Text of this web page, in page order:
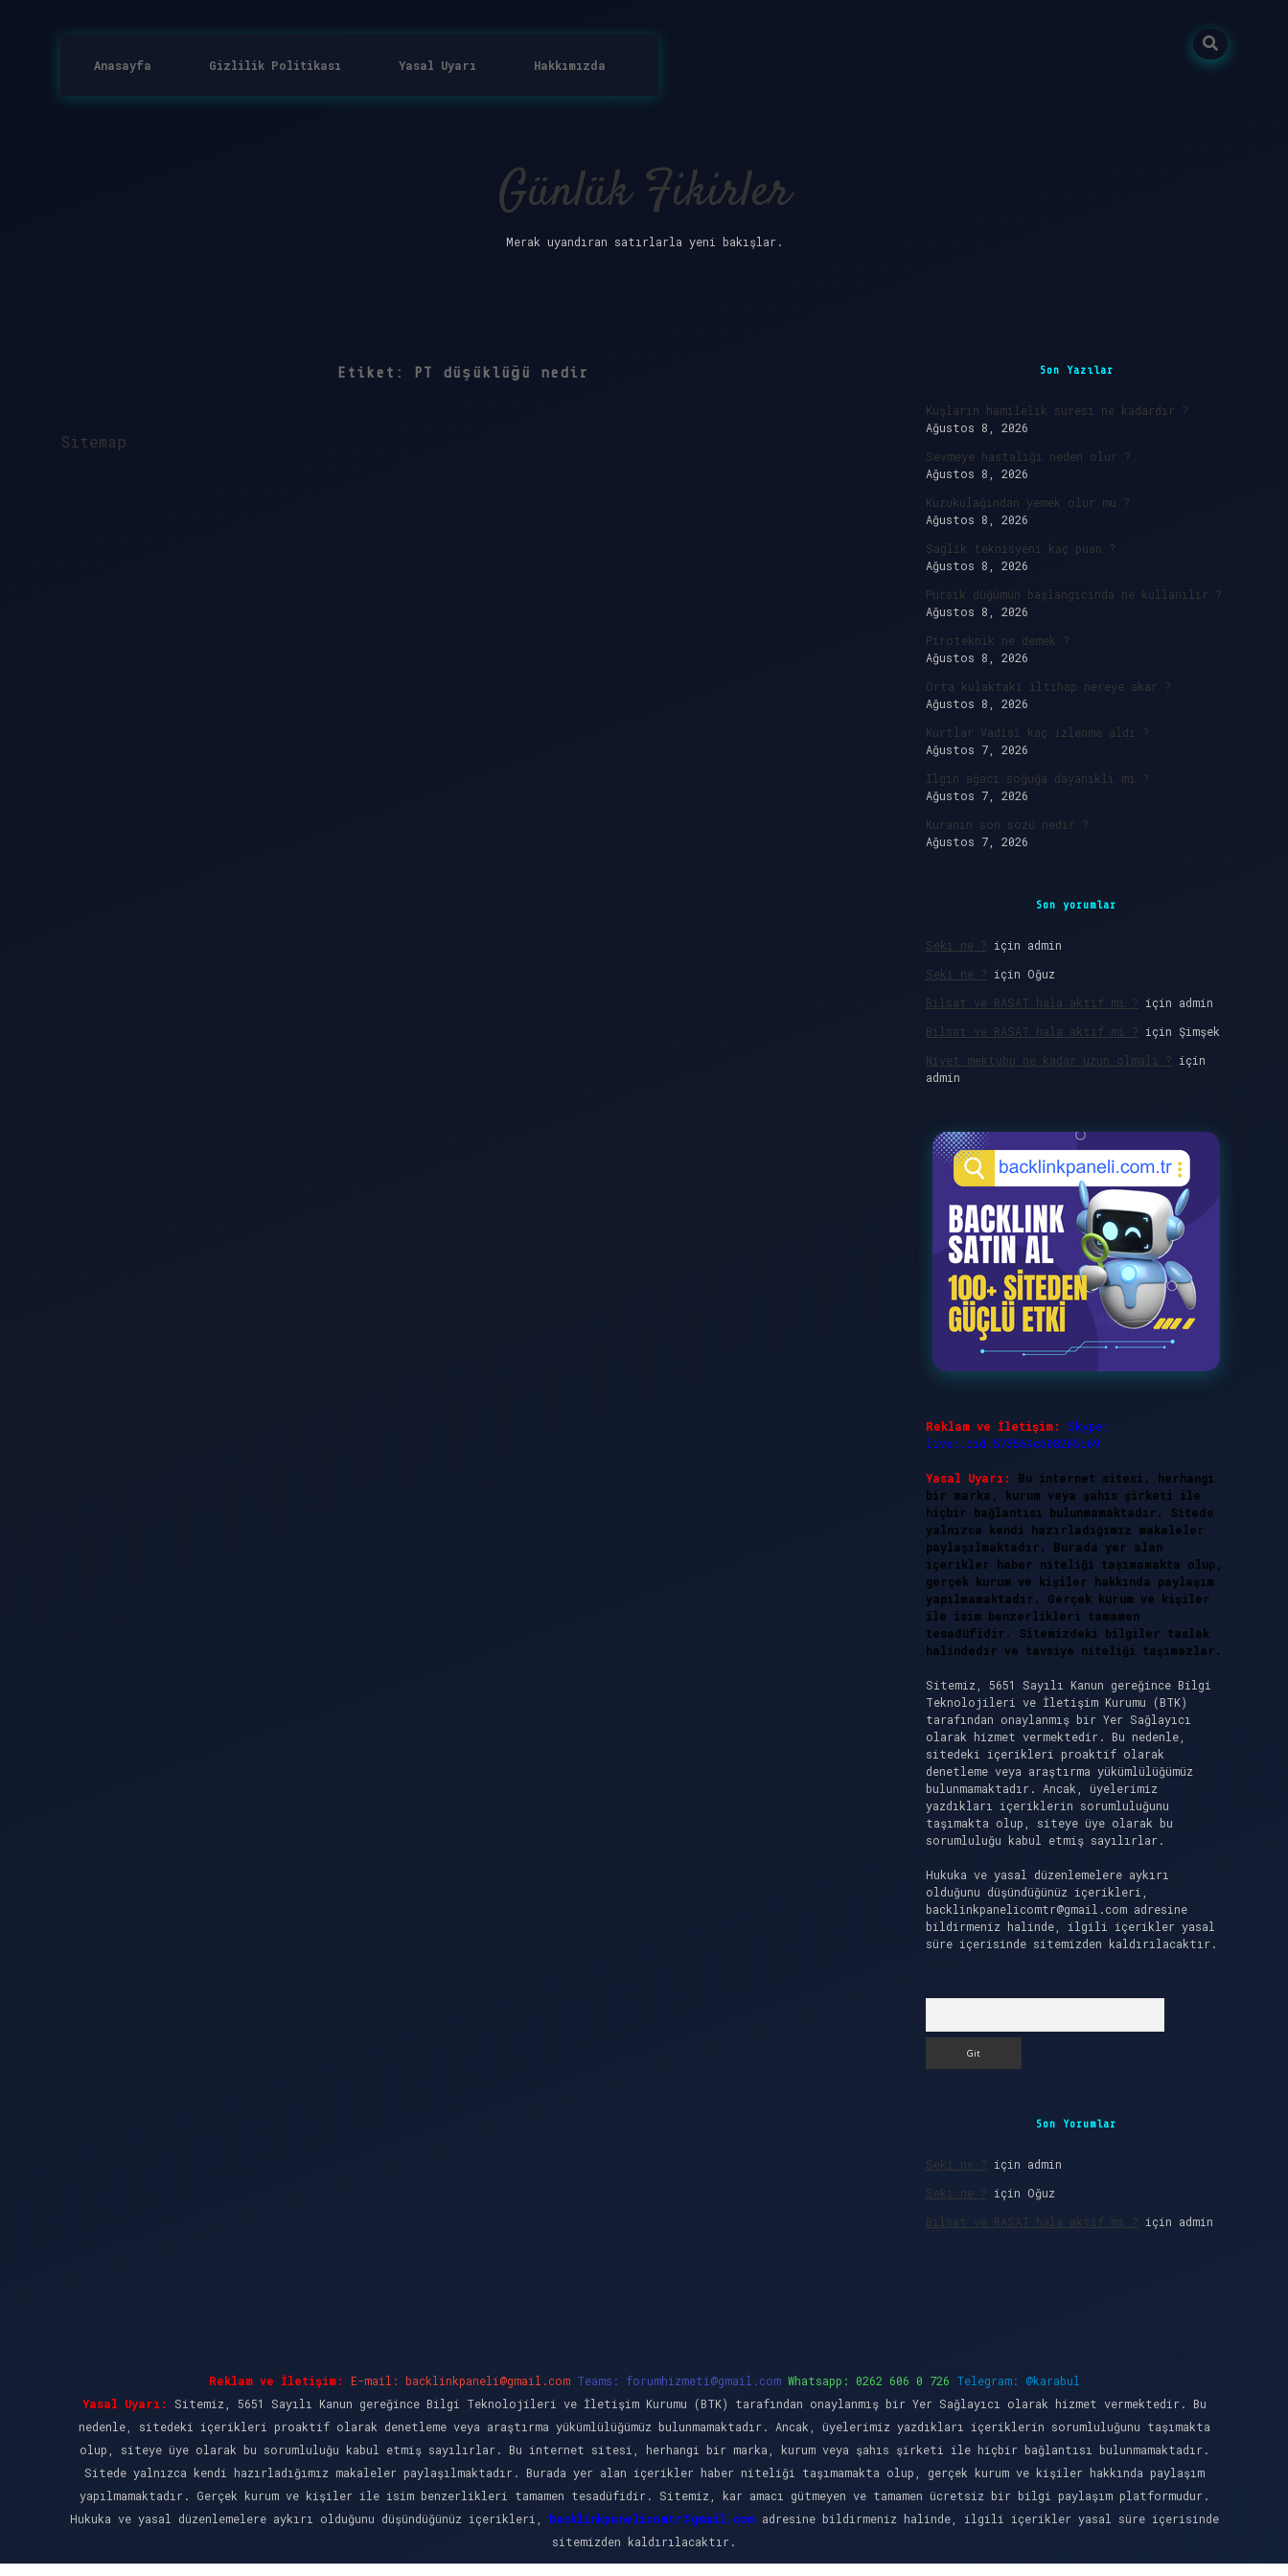
Anasayfa Gizlilik Politikası Yasal Uyarı Hakkımızda
Günlük Fikirler
Merak uyandıran satırlarla yeni bakışlar.
Etiket: PT düşüklüğü nedir
Sitemap
SidebarSon Yazılar
Kuşların hamilelik süresi ne kadardır ?
Ağustos 8, 2026
Sevmeye hastalığı neden olur ?
Ağustos 8, 2026
Kuzukulağından yemek olur mu ?
Ağustos 8, 2026
Saglik teknisyeni kaç puan ?
Ağustos 8, 2026
Pürsik düğümün başlangıcında ne kullanılır ?
Ağustos 8, 2026
Piroteknik ne demek ?
Ağustos 8, 2026
Orta kulaktaki iltihap nereye akar ?
Ağustos 8, 2026
Kurtlar Vadisi kaç izlenme aldı ?
Ağustos 7, 2026
Ilgın ağacı soğuğa dayanıklı mı ?
Ağustos 7, 2026
Kuranın son sözü nedir ?
Ağustos 7, 2026
Son yorumlar
Seki ne ? için admin
Seki ne ? için Oğuz
Bilsat ve RASAT hala aktif mi ? için admin
Bilsat ve RASAT hala aktif mi ? için Şimşek
Niyet mektubu ne kadar uzun olmalı ? için
admin
Reklam ve İletişim:
Skype:
live:.cid.575569c608265c69
Yasal Uyarı:
Bu internet sitesi, herhangi
bir marka, kurum veya şahıs şirketi ile
hiçbir bağlantısı bulunmamaktadır. Sitede
yalnızca kendi hazırladığımız makaleler
paylaşılmaktadır. Burada yer alan
içerikler haber niteliği taşımamakta olup,
gerçek kurum ve kişiler hakkında paylaşım
yapılmamaktadır. Gerçek kurum ve kişiler
ile isim benzerlikleri tamamen
tesadüfidir. Sitemizdeki bilgiler taslak
halindedir ve tavsiye niteliği taşımazlar.
Sitemiz, 5651 Sayılı Kanun gereğince Bilgi
Teknolojileri ve İletişim Kurumu (BTK)
tarafından onaylanmış bir Yer Sağlayıcı
olarak hizmet vermektedir. Bu nedenle,
sitedeki içerikleri proaktif olarak
denetleme veya araştırma yükümlülüğümüz
bulunmamaktadır. Ancak, üyelerimiz
yazdıkları içeriklerin sorumluluğunu
taşımakta olup, siteye üye olarak bu
sorumluluğu kabul etmiş sayılırlar.
Hukuka ve yasal düzenlemelere aykırı
olduğunu düşündüğünüz içerikleri,
backlinkpanelicomtr@gmail.comadresine
bildirmeniz halinde, ilgili içerikler yasal
süre içerisinde sitemizden kaldırılacaktır.
Son Yorumlar
Seki ne ? için admin
Seki ne ? için Oğuz
Bilsat ve RASAT hala aktif mi ? için admin
Reklam ve İletişim: E-mail: backlinkpaneli@gmail.com Teams: forumhizmeti@gmail.com Whatsapp: 0262 606 0 726 Telegram: @karabul
Yasal Uyarı:
Sitemiz, 5651 Sayılı Kanun gereğince Bilgi Teknolojileri ve İletişim Kurumu (BTK) tarafından onaylanmış bir Yer Sağlayıcı olarak hizmet vermektedir. Bu
nedenle, sitedeki içerikleri proaktif olarak denetleme veya araştırma yükümlülüğümüz bulunmamaktadır. Ancak, üyelerimiz yazdıkları içeriklerin sorumluluğunu taşımakta
olup, siteye üye olarak bu sorumluluğu kabul etmiş sayılırlar. Bu internet sitesi, herhangi bir marka, kurum veya şahıs şirketi ile hiçbir bağlantısı bulunmamaktadır.
Sitede yalnızca kendi hazırladığımız makaleler paylaşılmaktadır. Burada yer alan içerikler haber niteliği taşımamakta olup, gerçek kurum ve kişiler hakkında paylaşım
yapılmamaktadır. Gerçek kurum ve kişiler ile isim benzerlikleri tamamen tesadüfidir. Sitemiz, kar amacı gütmeyen ve tamamen ücretsiz bir bilgi paylaşım platformudur.
Hukuka ve yasal düzenlemelere aykırı olduğunu düşündüğünüz içerikleri, backlinkpanelicomtr@gmail.comadresine bildirmeniz halinde, ilgili içerikler yasal süre içerisinde
sitemizden kaldırılacaktır.